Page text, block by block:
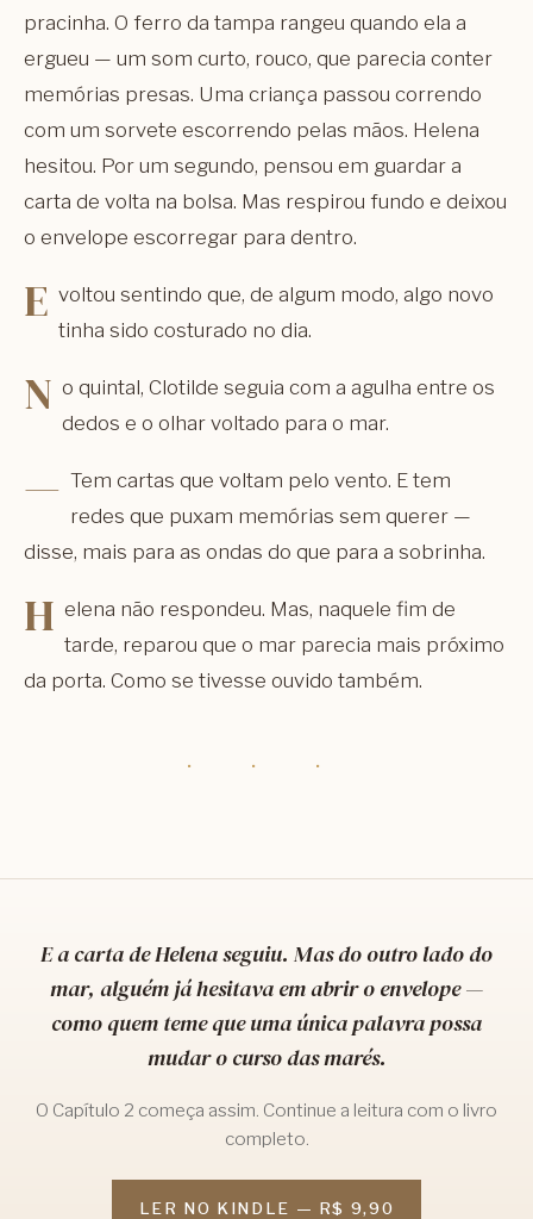
pracinha. O ferro da tampa rangeu quando ela a
ergueu — um som curto, rouco, que parecia conter
memórias presas. Uma criança passou correndo
com um sorvete escorrendo pelas mãos. Helena
hesitou. Por um segundo, pensou em guardar a
carta de volta na bolsa. Mas respirou fundo e deixou
o envelope escorregar para dentro.
E voltou sentindo que, de algum modo, algo novo
tinha sido costurado no dia.
N o quintal, Clotilde seguia com a agulha entre os
dedos e o olhar voltado para o mar.
— Tem cartas que voltam pelo vento. E tem
redes que puxam memórias sem querer —
disse, mais para as ondas do que para a sobrinha.
H elena não respondeu. Mas, naquele fim de
tarde, reparou que o mar parecia mais próximo
da porta. Como se tivesse ouvido também.
· · ·
E a carta de Helena seguiu. Mas do outro lado do
mar, alguém já hesitava em abrir o envelope —
como quem teme que uma única palavra possa
mudar o curso das marés.
O Capítulo 2 começa assim. Continue a leitura com o livro
completo.
LER NO KINDLE — R$ 9,90